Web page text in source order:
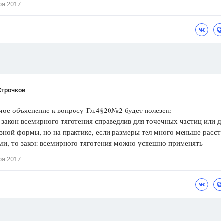
2017
объяснение к вопросу Гл.4§20№2 будет полезен:
всемирного тяготения справедлив для точечных частиц или
формы, но на практике, если размеры тел много меньше
то закон всемирного тяготения можно успешно применять
2017